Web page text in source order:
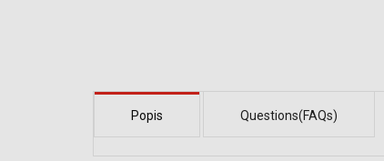
Popis Questions(FAQs)